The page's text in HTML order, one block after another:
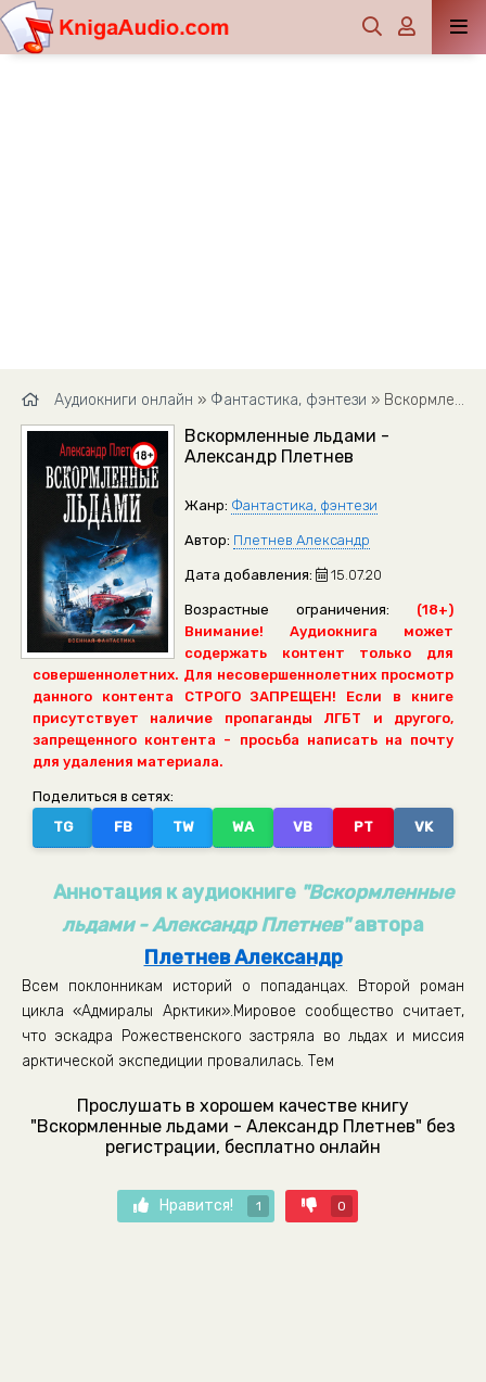
Аудиокниги онлайн » Фантастика, фэнтези » Вскормленные льдами - Александр Плетнев
Вскормленные льдами -
Александр Плетнев
Жанр: Фантастика, фэнтези
Автор: Плетнев Александр
Дата добавления: 15.07.20
Возрастные ограничения:
(18+)
Внимание! Аудиокнига может
содержать контент только для
совершеннолетних. Для несовершеннолетних просмотр
данного контента СТРОГО ЗАПРЕЩЕН! Если в книге
присутствует наличие пропаганды ЛГБТ и другого,
запрещенного контента - просьба написать на почту
для удаления материала.
Поделиться в сетях:
TG
FB TW WA VB PT VK
Аннотация к аудиокниге "Вскормленные
льдами - Александр Плетнев"автора
Плетнев Александр
Всем поклонникам историй о попаданцах. Второй роман
цикла «Адмиралы Арктики».Мировое сообщество считает,
что эскадра Рожественского застряла во льдах и миссия
арктической экспедиции провалилась. Тем
Прослушать в хорошем качестве книгу
"Вскормленные льдами - Александр Плетнев" без
регистрации, бесплатно онлайн
Нравится! 1 0